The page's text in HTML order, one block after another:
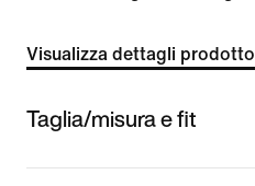
Visualizza dettagli prodotto
Taglia/misura e fit